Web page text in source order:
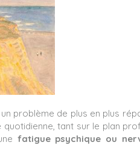
un problème de plus en plus
tant sur le plan
fatigue psychique ou